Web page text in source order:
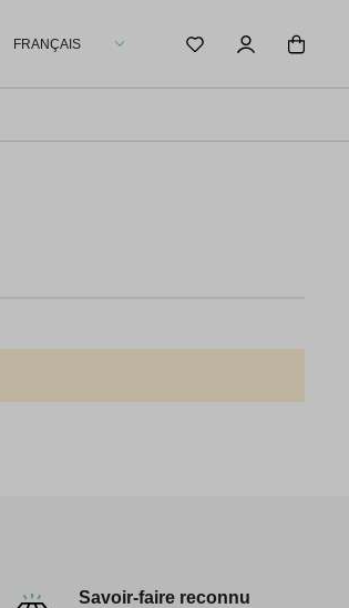
FRANÇAIS
Savoir-faire reconnu